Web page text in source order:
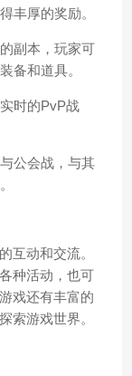
丰厚的奖励。
副本，玩家可
备和道具。
时的PvP战
公会战，与其
互动和交流。
种活动，也可
戏还有丰富的
索游戏世界。